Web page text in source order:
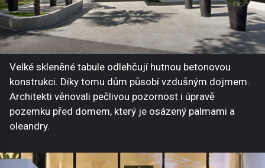
Velké skleněné tabule odlehčují hutnou betonovou
konstrukci. Díky tomu dům působí vzdušným dojmem.
Architekti věnovali pečlivou pozornost i úpravě
pozemku před domem, který je osázený palmami a
oleandry.